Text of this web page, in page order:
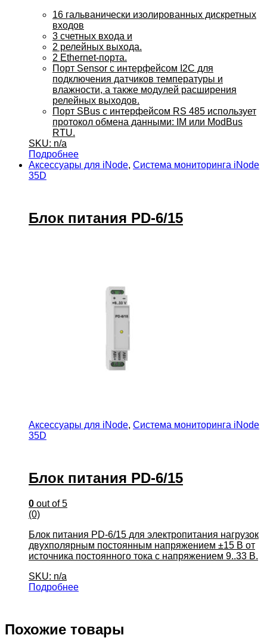
16 гальванически изолированных дискретных
входов
3 счетных входа и
2 релейных выхода.
2 Ethernet-порта.
Порт Sensor с интерфейсом I2C для
подключения датчиков температуры и
влажности, а также модулей расширения
релейных выходов.
Порт SBus с интерфейсом RS 485 использует
протокол обмена данными: IM или ModBus
RTU.
SKU: n/a
Подробнее
Аксессуары для iNode, Система мониторинга iNode
35D
Блок питания PD-6/15
Аксессуары для iNode, Система мониторинга iNode
35D
Блок питания PD-6/15
0 out of 5
(0)
Блок питания PD-6/15 для электропитания нагрузок
двухполярным постоянным напряжением ±15 В от
источника постоянного тока с напряжением 9..33 В.
SKU: n/a
Подробнее
Похожие товары